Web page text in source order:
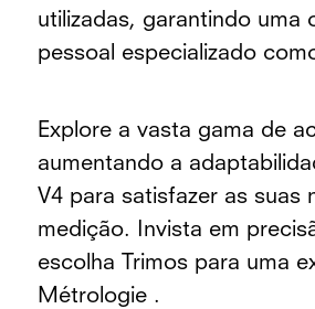
utilizadas, garantindo
pessoal especializado
Explore a vasta gama de
aumentando a
V4 para satisfazer as suas
medição. Invista em
escolha Trimos para uma
Métrologie .